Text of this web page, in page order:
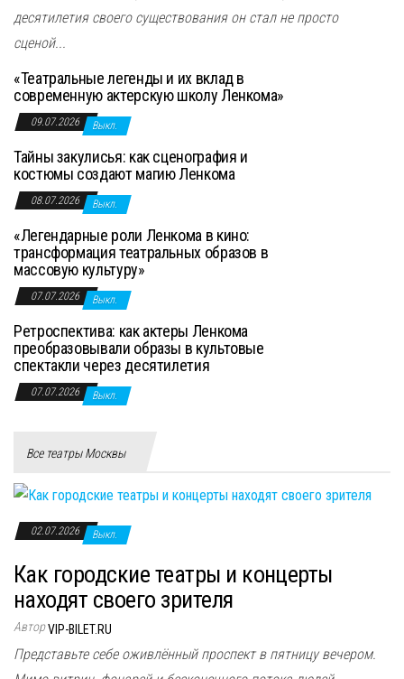
десятилетия своего существования он стал не просто
сценой...
«Театральные легенды и их вклад в
современную актерскую школу Ленкома»
09.07.2026 Выкл.
Тайны закулисья: как сценография и
костюмы создают магию Ленкома
08.07.2026 Выкл.
«Легендарные роли Ленкома в кино:
трансформация театральных образов в
массовую культуру»
07.07.2026 Выкл.
Ретроспектива: как актеры Ленкома
преобразовывали образы в культовые
спектакли через десятилетия
07.07.2026 Выкл.
Все театры Москвы
02.07.2026 Выкл.
Как городские театры и концерты
находят своего зрителя
АвторVIP-BILET.RU
Представьте себе оживлённый проспект в пятницу вечером.